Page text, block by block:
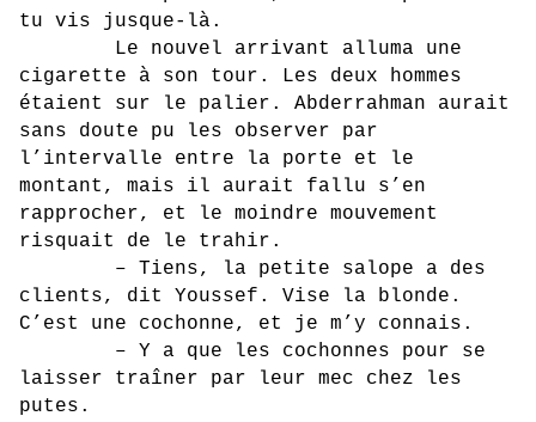
tu vis jusque-là.
Le nouvel arrivant alluma une
cigarette à son tour. Les deux hommes
étaient sur le palier. Abderrahman aurait
sans doute pu les observer par
l’intervalle entre la porte et le
montant, mais il aurait fallu s’en
rapprocher, et le moindre mouvement
risquait de le trahir.
– Tiens, la petite salope a des
clients, dit Youssef. Vise la blonde.
C’est une cochonne, et je m’y connais.
– Y a que les cochonnes pour se
laisser traîner par leur mec chez les
putes.